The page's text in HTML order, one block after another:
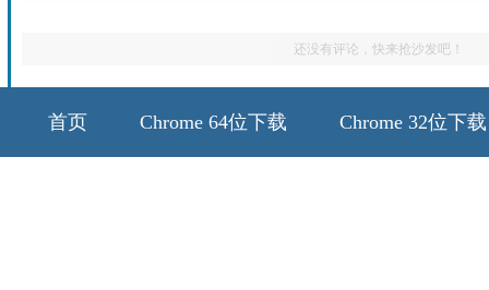
还没有评论，快来抢沙发吧！
首页 Chrome 64位下载 Chrome 32位下载